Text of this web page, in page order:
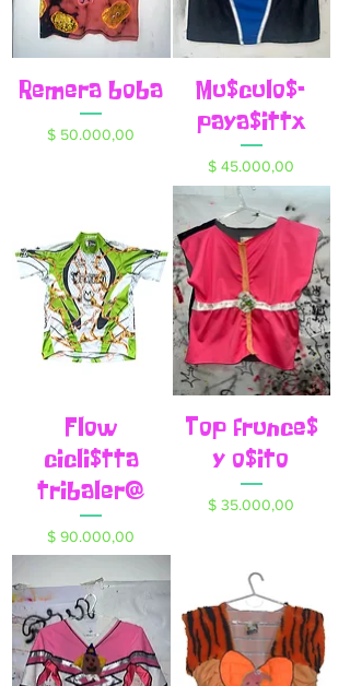
Remera boba
Precio
$ 50.000,00
Mu$culo$-
paya$ittx
Precio
$ 45.000,00
Flow
cicli$tta
tribaler@
Precio
$ 90.000,00
Top frunce$
y o$ito
Precio
$ 35.000,00